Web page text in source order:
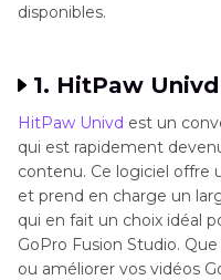
disponibles.
1. HitPaw Univd
HitPaw Univd est un
qui est rapidement
contenu. Ce logiciel offre
et prend en charge un
qui en fait un choix idéal
GoPro Fusion Studio.
ou améliorer vos vidéos